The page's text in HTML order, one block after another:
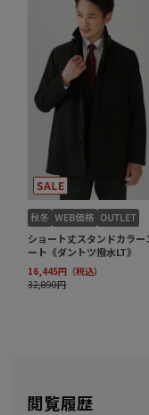
閲覧履歴